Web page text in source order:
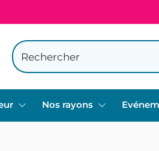
Nos rayons